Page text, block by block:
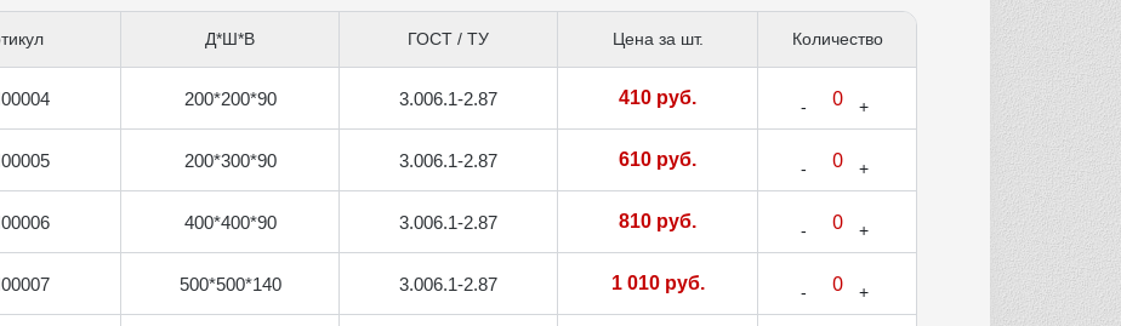
Д*Ш*В ГОСТ / ТУ Цена за шт. Количество
200*200*90 3.006.1-2.87 410 руб.
200*300*90 3.006.1-2.87 610 руб.
400*400*90 3.006.1-2.87 810 руб.
500*500*140 3.006.1-2.87 1 010 руб.